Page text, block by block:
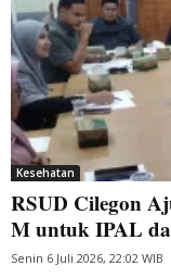
Kesehatan
RSUD Cilegon
M untuk IPAL
Senin 6 Juli 2026, 22:02 WIB